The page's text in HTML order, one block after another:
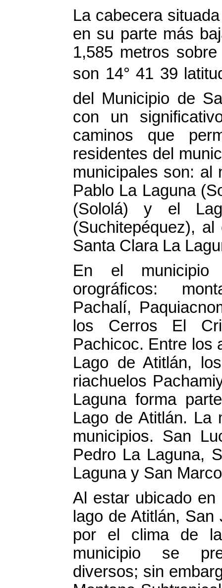
La cabecera
en su parte más
1,585 metros
son 14° 41 39
del Municipio de
con un
caminos que
residentes del
municipales son: al
Pablo La Laguna
(Sololá) y el
(Suchitepéquez),
Santa Clara La
En el municipio
orográficos:
Pachalí,
los Cerros El
Pachicoc. Entre los
Lago de Atitlán,
riachuelos
Laguna forma
Lago de Atitlán. La
municipios. San
Pedro La Laguna,
Laguna y San
Al estar ubicado
lago de Atitlán,
por el clima de
municipio se
diversos; sin